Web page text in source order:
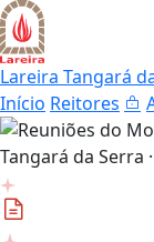
Lareira Tangará
Início Reitores